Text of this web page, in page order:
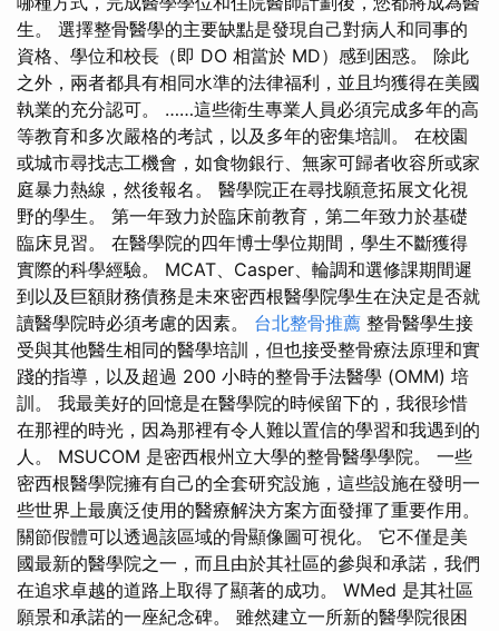
生。 選擇整骨醫學的主要缺點是發現自己對病人和同事的
資格、學位和校長（即 DO 相當於 MD）感到困惑。 除此
之外，兩者都具有相同水準的法律福利，並且均獲得在美國
執業的充分認可。 ……這些衛生專業人員必須完成多年的高
等教育和多次嚴格的考試，以及多年的密集培訓。 在校園
或城市尋找志工機會，如食物銀行、無家可歸者收容所或家
庭暴力熱線，然後報名。 醫學院正在尋找願意拓展文化視
野的學生。 第一年致力於臨床前教育，第二年致力於基礎
臨床見習。 在醫學院的四年博士學位期間，學生不斷獲得
實際的科學經驗。 MCAT、Casper、輪調和選修課期間遲
到以及巨額財務債務是未來密西根醫學院學生在決定是否就
讀醫學院時必須考慮的因素。 台北整骨推薦 整骨醫學生接
受與其他醫生相同的醫學培訓，但也接受整骨療法原理和實
踐的指導，以及超過 200 小時的整骨手法醫學 (OMM) 培
訓。 我最美好的回憶是在醫學院的時候留下的，我很珍惜
在那裡的時光，因為那裡有令人難以置信的學習和我遇到的
人。 MSUCOM 是密西根州立大學的整骨醫學學院。 一些
密西根醫學院擁有自己的全套研究設施，這些設施在發明一
些世界上最廣泛使用的醫療解決方案方面發揮了重要作用。
關節假體可以透過該區域的骨顯像圖可視化。 它不僅是美
國最新的醫學院之一，而且由於其社區的參與和承諾，我們
在追求卓越的道路上取得了顯著的成功。 WMed 是其社區
願景和承諾的一座紀念碑。 雖然建立一所新的醫學院很困